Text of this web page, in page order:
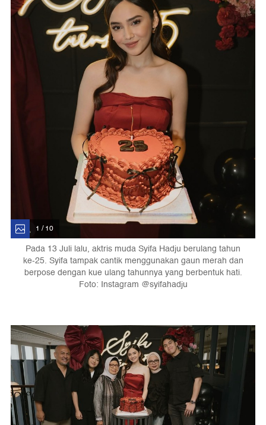
1 / 10
Pada 13 Juli lalu, aktris muda Syifa Hadju berulang tahun
ke-25. Syifa tampak cantik menggunakan gaun merah dan
berpose dengan kue ulang tahunnya yang berbentuk hati.
Foto: Instagram @syifahadju